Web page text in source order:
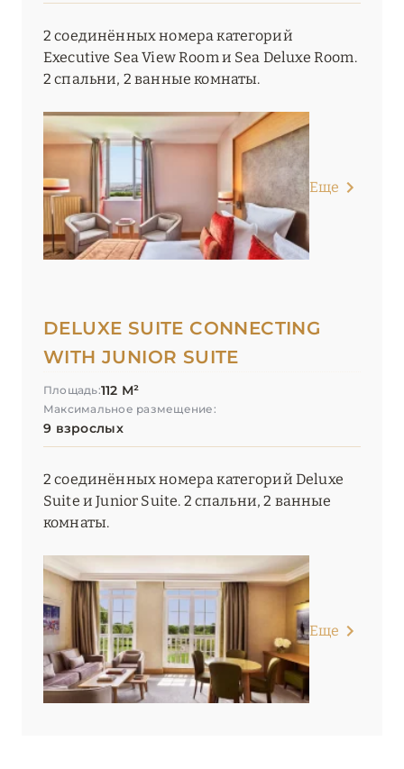
2 соединённых номера категорий
Executive Sea View Room и Sea Deluxe Room.
2 спальни, 2 ванные комнаты.
Еще
DELUXE SUITE CONNECTING
WITH JUNIOR SUITE
Площадь:112 М²
Максимальное размещение:
9 взрослых
2 соединённых номера категорий Deluxe
Suite и Junior Suite. 2 спальни, 2 ванные
комнаты.
Еще